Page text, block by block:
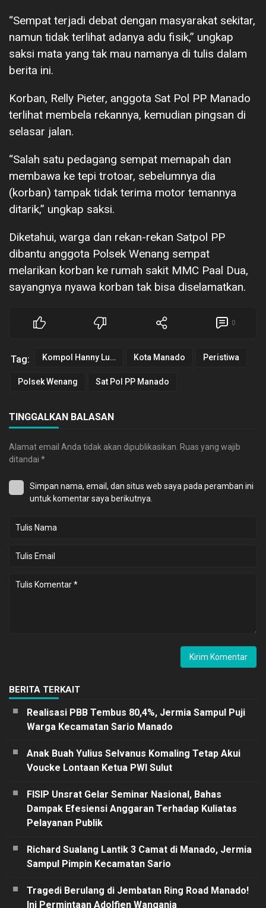
“Sempat terjadi debat dengan masyarakat sekitar,
namun tidak terlihat adanya adu fisik,” ungkap
saksi mata yang tak mau namanya di tulis dalam
berita ini.
Korban, Relly Pieter, anggota Sat Pol PP Manado
terlihat membela rekannya, kemudian pingsan di
selasar jalan.
“Salah satu pedagang sempat memapah dan
membawa ke tepi trotoar, sebelumnya dia
(korban) tampak tidak terima motor temannya
ditarik,” ungkap saksi.
Diketahui, warga dan rekan-rekan Satpol PP
dibantu anggota Polsek Wenang sempat
melarikan korban ke rumah sakit MMC Paal Dua,
sayangnya nyawa korban tak bisa diselamatkan.
0
Tag: Kompol Hanny Lukas Kota Manado Peristiwa
Polsek Wenang Sat Pol PP Manado
TINGGALKAN BALASAN
Alamat email Anda tidak akan dipublikasikan. Ruas yang wajib
ditandai *
Simpan nama, email, dan situs web saya pada peramban ini
untuk komentar saya berikutnya.
BERITA TERKAIT
Realisasi PBB Tembus 80,4%, Jermia Sampul Puji
Warga Kecamatan Sario Manado
Anak Buah Yulius Selvanus Komaling Tetap Akui
Voucke Lontaan Ketua PWI Sulut
FISIP Unsrat Gelar Seminar Nasional, Bahas
Dampak Efesiensi Anggaran Terhadap Kuliatas
Pelayanan Publik
Richard Sualang Lantik 3 Camat di Manado, Jermia
Sampul Pimpin Kecamatan Sario
Tragedi Berulang di Jembatan Ring Road Manado!
Ini Permintaan Adolfien Wangania